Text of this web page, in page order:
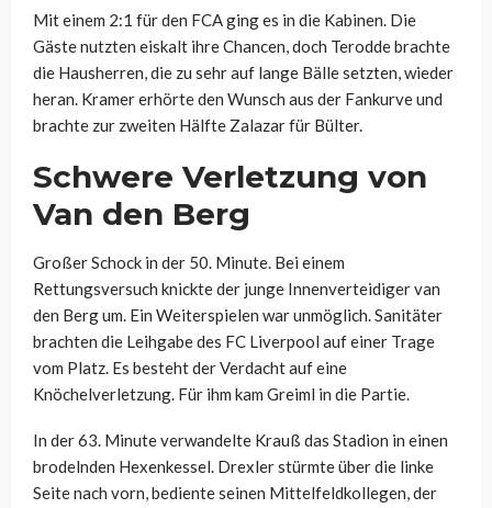
Mit einem 2:1 für den FCA ging es in die Kabinen. Die
Gäste nutzten eiskalt ihre Chancen, doch Terodde brachte
die Hausherren, die zu sehr auf lange Bälle setzten, wieder
heran. Kramer erhörte den Wunsch aus der Fankurve und
brachte zur zweiten Hälfte Zalazar für Bülter.
Schwere Verletzung von
Van den Berg
Großer Schock in der 50. Minute. Bei einem
Rettungsversuch knickte der junge Innenverteidiger van
den Berg um. Ein Weiterspielen war unmöglich. Sanitäter
brachten die Leihgabe des FC Liverpool auf einer Trage
vom Platz. Es besteht der Verdacht auf eine
Knöchelverletzung. Für ihm kam Greiml in die Partie.
In der 63. Minute verwandelte Krauß das Stadion in einen
brodelnden Hexenkessel. Drexler stürmte über die linke
Seite nach vorn, bediente seinen Mittelfeldkollegen, der